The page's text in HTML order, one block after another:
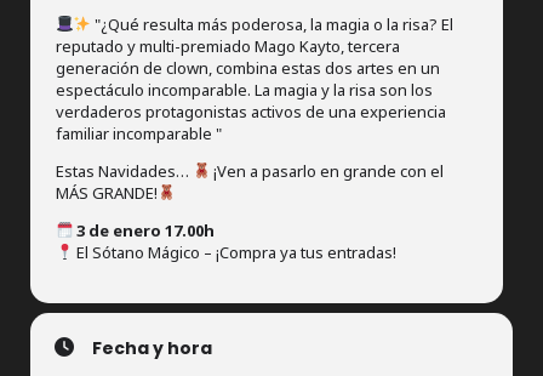
"¿Qué resulta más poderosa, la magia o la risa? El
reputado y multi-premiado Mago Kayto, tercera
generación de clown, combina estas dos artes en un
espectáculo incomparable. La magia y la risa son los
verdaderos protagonistas activos de una experiencia
familiar incomparable "
Estas Navidades…
¡Ven a pasarlo en grande con el
MÁS GRANDE!
3 de enero 17.00h
El Sótano Mágico – ¡Compra ya tus entradas!
Fecha y hora